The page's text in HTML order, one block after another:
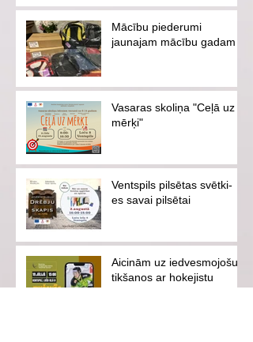
Mācību piederumi
jaunajam mācību gadam
Vasaras skoliņa "Ceļā uz
mērķi"
Ventspils pilsētas svētki-
es savai pilsētai
Aicinām uz iedvesmojošu
tikšanos ar hokejistu